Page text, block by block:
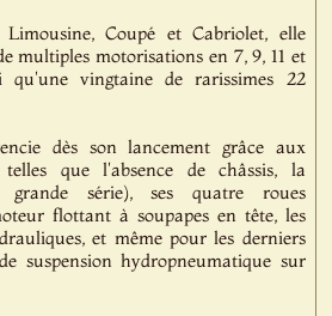
Limousine, Coupé et Cabriolet, elle
multiples motorisations en 7, 9, 11 et
qu'une vingtaine de rarissimes 22
dès son lancement grâce aux
que l'absence de châssis, la
série), ses quatre roues
flottant à soupapes en tête, les
et même pour les derniers
suspension hydropneumatique sur